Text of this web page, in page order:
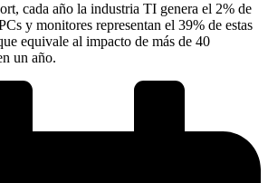
cada año la industria TI genera el 2% de
y monitores representan el 39% de estas
equivale al impacto de más de 40
un año.